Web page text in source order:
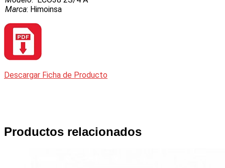
Marca: Himoinsa
Descargar Ficha de Producto
Productos relacionados